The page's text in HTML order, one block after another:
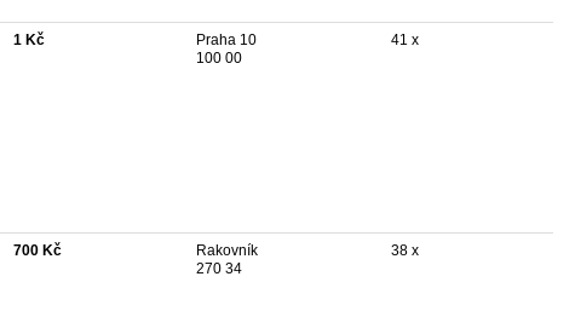
1 Kč
Praha 10
100 00
41 x
700 Kč
Rakovník
270 34
38 x